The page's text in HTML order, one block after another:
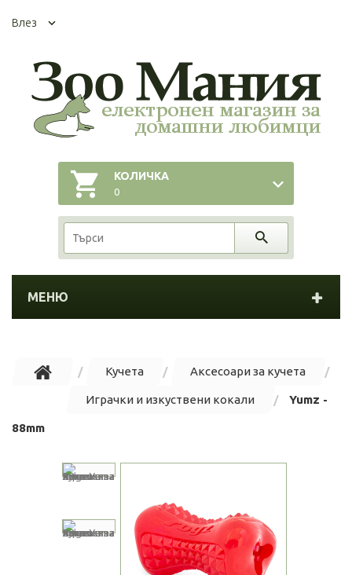
Влез
КОЛИЧКА
0
МЕНЮ
Кучета Аксесоари за кучета
Играчки и изкуствени кокали Yumz -
88mm